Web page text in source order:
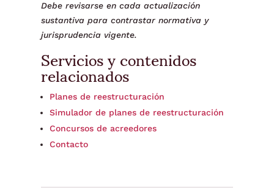
Debe revisarse en cada actualización
sustantiva para contrastar normativa y
jurisprudencia vigente.
Servicios y contenidos
relacionados
Planes de reestructuración
Simulador de planes de reestructuración
Concursos de acreedores
Contacto